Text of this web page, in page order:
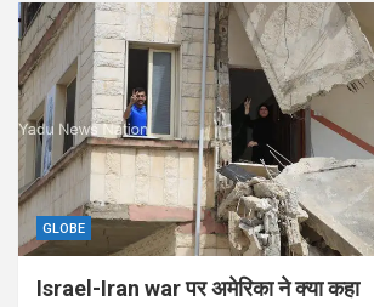
GLOBE
Israel-Iran war पर अमेरिका ने क्या कहा